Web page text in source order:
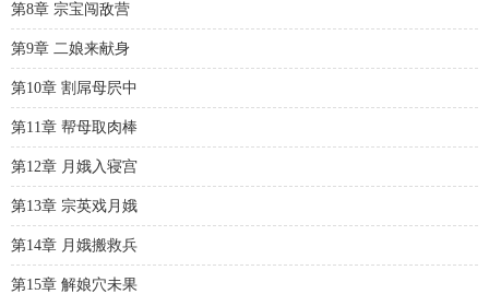
第8章 宗宝闯敌营
第9章 二娘来献身
第10章 割屌母屄中
第11章 帮母取肉棒
第12章 月娥入寝宫
第13章 宗英戏月娥
第14章 月娥搬救兵
第15章 解娘穴未果